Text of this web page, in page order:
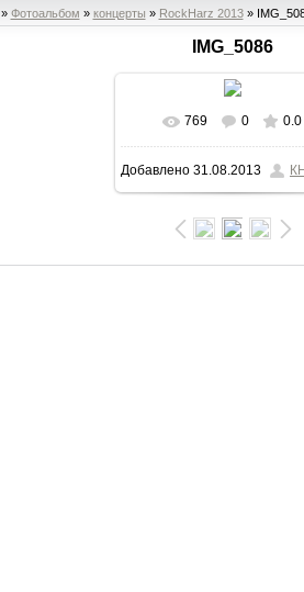
» Фотоальбом » концерты » RockHarz 2013»
IMG_5086
В реальном
900x600/ 92.6Kb
769 0 0.0
Добавлено 31.08.2013